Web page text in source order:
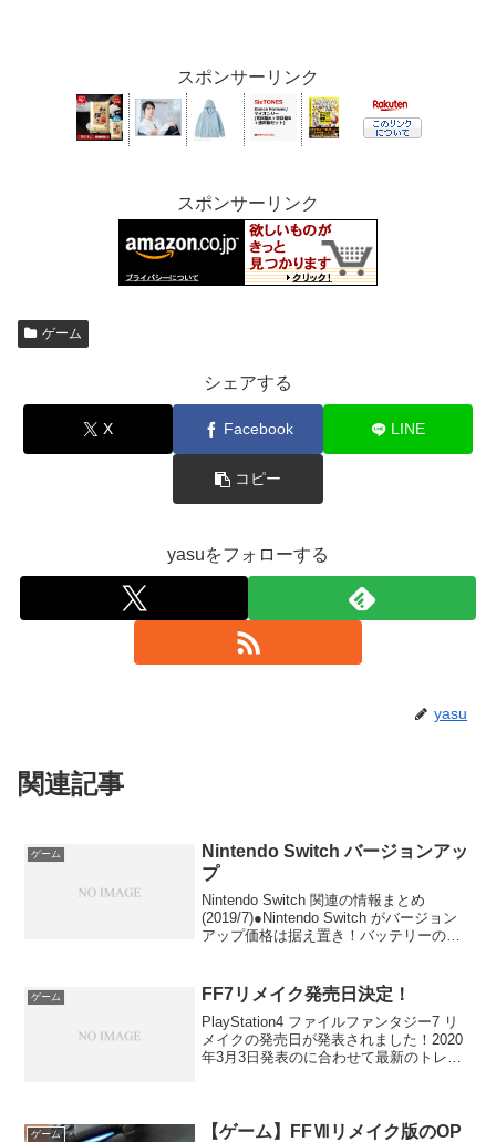
スポンサーリンク
スポンサーリンク
ゲーム
シェアする
X Facebook LINE
コピー
yasuをフォローする
yasu
関連記事
ゲーム
Nintendo Switch バージョンアッ
プ
Nintendo Switch 関連の情報まとめ
(2019/7)●Nintendo Switch がバージョン
アップ価格は据え置き！バッテリーの持
ム...
ゲーム FF7リメイク発売日決定！
PlayStation4 ファイルファンタジー7 リ
メイクの発売日が発表されました！2020
年3月3日発表のに合わせて最新のトレー
ゲーム
【ゲーム】FFⅦリメイク版のOP